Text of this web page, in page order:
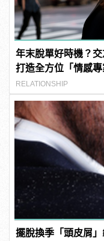
年末脫單好時機？
打造全方位「情感專
RELATIONSHIP
擺脫換季「頭皮屑